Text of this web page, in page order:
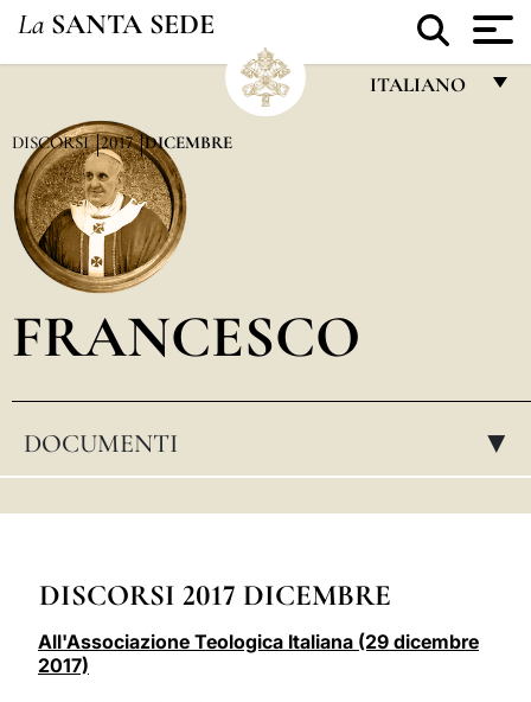
La SANTA SEDE
ITALIANO
POLSKI
DISCORSI 2017 DICEMBRE
FRANCESCO
DOCUMENTI ▸
DISCORSI 2017 DICEMBRE
All'Associazione Teologica Italiana (29 dicembre
2017)